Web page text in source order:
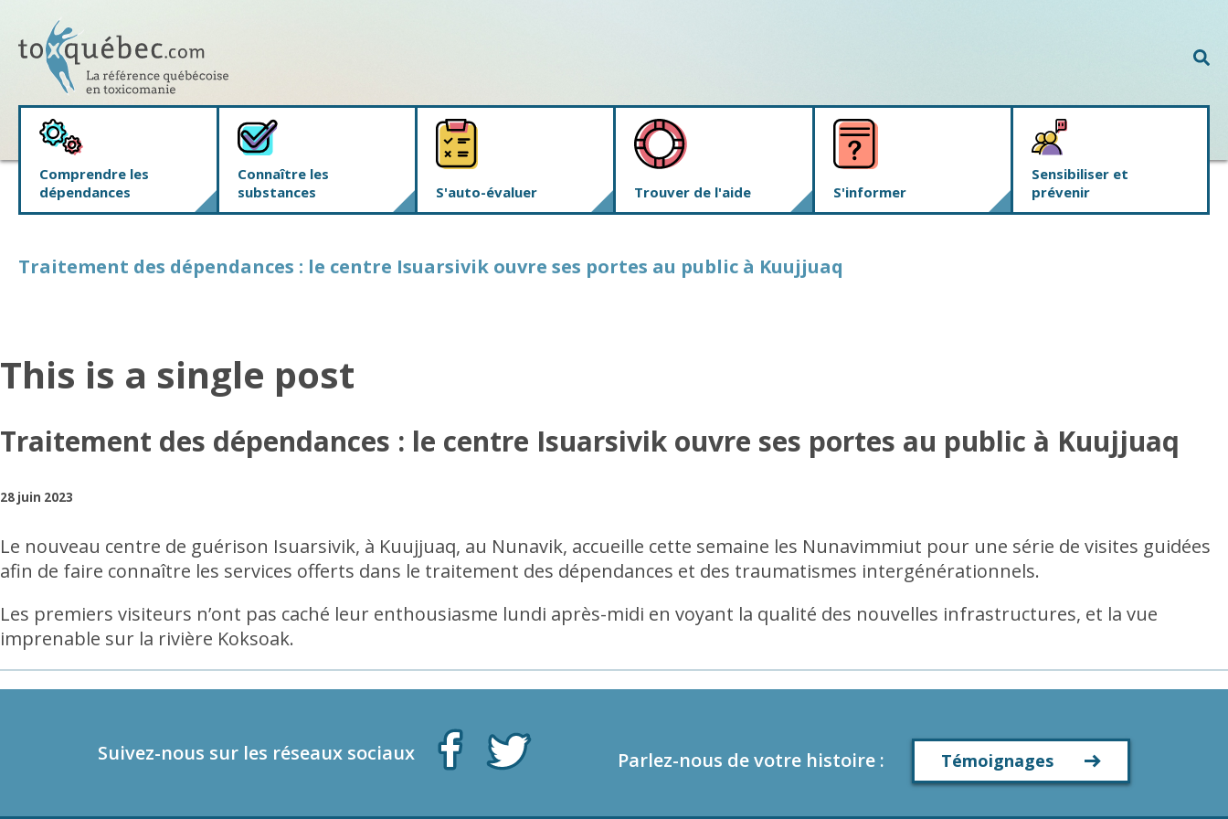
Comprendre les
dépendances
Connaître les
substances
S'auto-évaluer Trouver de l'aide S'informer
Sensibiliser et
prévenir
Traitement des dépendances : le centre Isuarsivik ouvre ses portes au public à Kuujjuaq
This is a single post
Traitement des dépendances : le centre Isuarsivik ouvre ses portes au public à Kuujjuaq
28 juin 2023
Le nouveau centre de guérison Isuarsivik, à Kuujjuaq, au Nunavik, accueille cette semaine les Nunavimmiut pour une série de visites guidées
afin de faire connaître les services offerts dans le traitement des dépendances et des traumatismes intergénérationnels.
Les premiers visiteurs n’ont pas caché leur enthousiasme lundi après-midi en voyant la qualité des nouvelles infrastructures, et la vue
imprenable sur la rivière Koksoak.
Suivez-nous sur les réseaux sociaux Parlez-nous de votre histoire : Témoignages